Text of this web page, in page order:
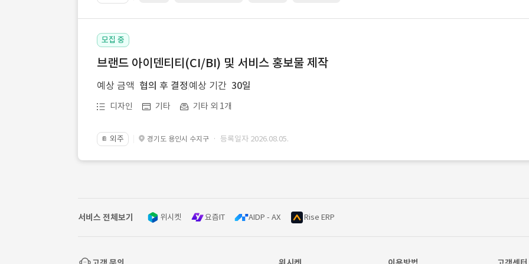
모집 중
브랜드 아이덴티티(CI/BI) 및 서비스 홍보물 제작
예상 금액 협의 후 결정 예상 기간 30일
디자인 기타 기타 외 1개
📔 외주 경기도 용인시 수지구 · 등록일자 2026.08.05.
서비스 전체보기 위시켓 요즘IT AIDP - AX Rise ERP